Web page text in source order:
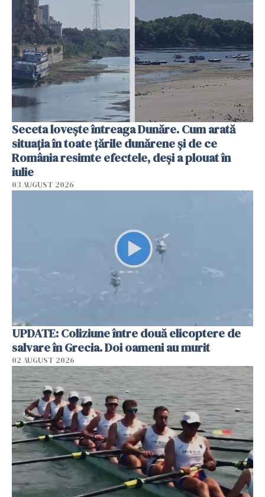
Seceta lovește întreaga Dunăre. Cum arată
situația în toate țările dunărene și de ce
România resimte efectele, deși a plouat în
iulie
03 AUGUST 2026
UPDATE: Coliziune între două elicoptere de
salvare în Grecia. Doi oameni au murit
02 AUGUST 2026